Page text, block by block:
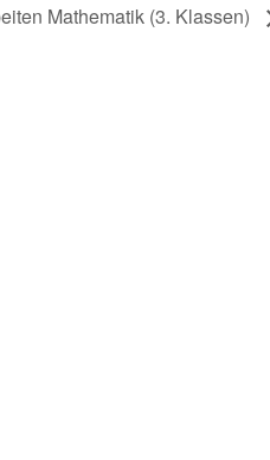
Mathematik (3. Klassen)